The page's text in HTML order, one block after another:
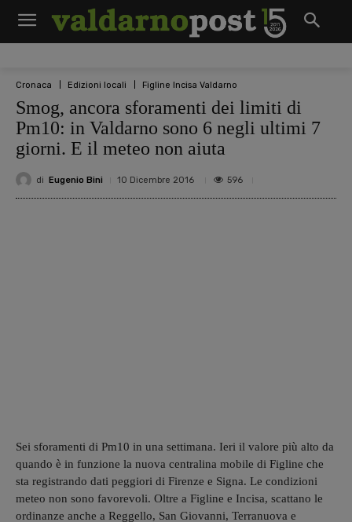
Cronaca Edizioni locali Figline Incisa Valdarno
Smog, ancora sforamenti dei limiti di
Pm10: in Valdarno sono 6 negli ultimi 7
giorni. E il meteo non aiuta
di Eugenio Bini 10 Dicembre 2016 596
Sei sforamenti di Pm10 in una settimana. Ieri il valore più alto da
quando è in funzione la nuova centralina mobile di Figline che
sta registrando dati peggiori di Firenze e Signa. Le condizioni
meteo non sono favorevoli. Oltre a Figline e Incisa, scattano le
ordinanze anche a Reggello, San Giovanni, Terranuova e